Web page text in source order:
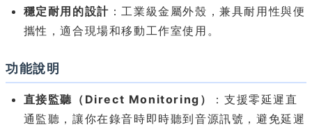
穩定耐用的設計 ：工業級金屬外殼，兼具耐用性與便
攜性，適合現場和移動工作室使用。
功能說明
直接監聽（Direct Monitoring）
：支援零延遲直
通監聽，讓你在錄音時即時聽到音源訊號，避免延遲